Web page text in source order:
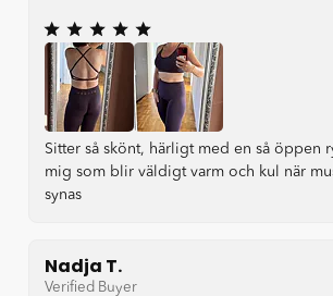
Sitter så skönt, härligt med en så öppen
mig som blir väldigt varm och kul när
synas
Nadja T.
Verified Buyer